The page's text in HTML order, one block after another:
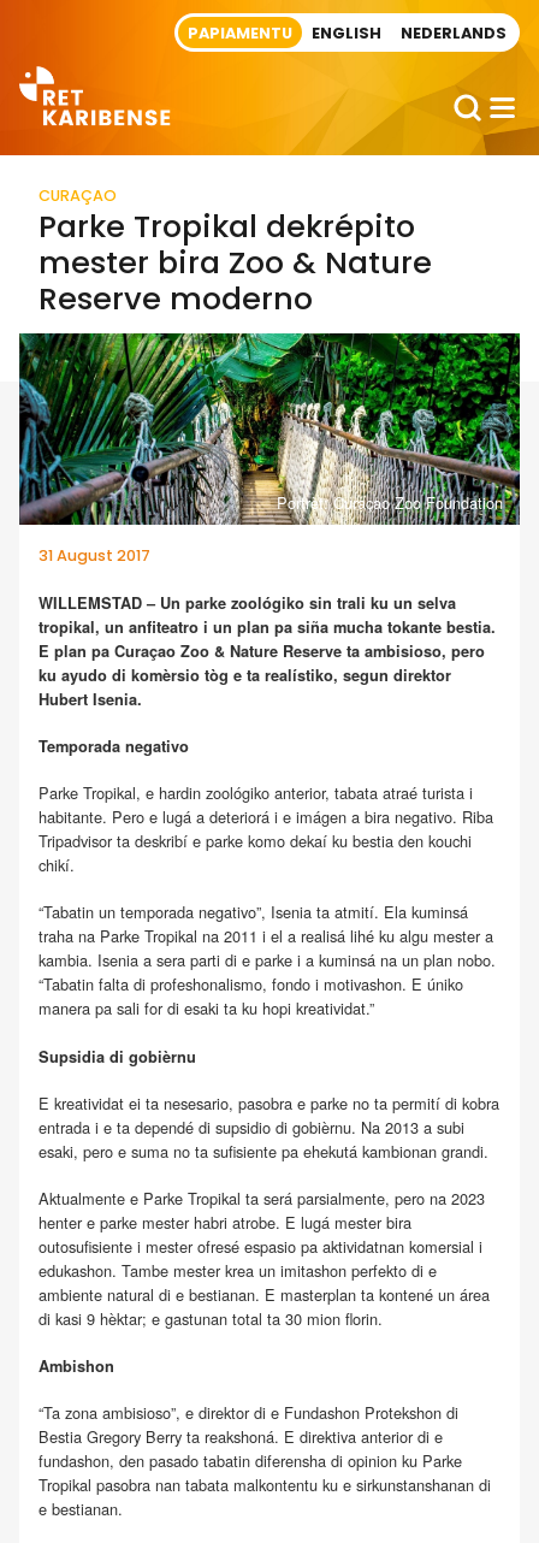
PAPIAMENTU ENGLISH NEDERLANDS
CURAÇAO
Parke Tropikal dekrépito
mester bira Zoo & Nature
Reserve moderno
Portrèt: Curaçao Zoo Foundation
31 August 2017
WILLEMSTAD – Un parke zoológiko sin trali ku un selva
tropikal, un anfiteatro i un plan pa siña mucha tokante bestia.
E plan pa Curaçao Zoo & Nature Reserve ta ambisioso, pero
ku ayudo di komèrsio tòg e ta realístiko, segun direktor
Hubert Isenia.
Temporada negativo
Parke Tropikal, e hardin zoológiko anterior, tabata atraé turista i
habitante. Pero e lugá a deteriorá i e imágen a bira negativo. Riba
Tripadvisor ta deskribí e parke komo dekaí ku bestia den kouchi
chikí.
“Tabatin un temporada negativo”, Isenia ta atmití. Ela kuminsá
traha na Parke Tropikal na 2011 i el a realisá lihé ku algu mester a
kambia. Isenia a sera parti di e parke i a kuminsá na un plan nobo.
“Tabatin falta di profeshonalismo, fondo i motivashon. E úniko
manera pa sali for di esaki ta ku hopi kreatividat.”
Supsidia di gobièrnu
E kreatividat ei ta nesesario, pasobra e parke no ta permití di kobra
entrada i e ta dependé di supsidio di gobièrnu. Na 2013 a subi
esaki, pero e suma no ta sufisiente pa ehekutá kambionan grandi.
Aktualmente e Parke Tropikal ta será parsialmente, pero na 2023
henter e parke mester habri atrobe. E lugá mester bira
outosufisiente i mester ofresé espasio pa aktividatnan komersial i
edukashon. Tambe mester krea un imitashon perfekto di e
ambiente natural di e bestianan. E masterplan ta kontené un área
di kasi 9 hèktar; e gastunan total ta 30 mion florin.
Ambishon
“Ta zona ambisioso”, e direktor di e Fundashon Protekshon di
Bestia Gregory Berry ta reakshoná. E direktiva anterior di e
fundashon, den pasado tabatin diferensha di opinion ku Parke
Tropikal pasobra nan tabata malkontentu ku e sirkunstanshanan di
e bestianan.